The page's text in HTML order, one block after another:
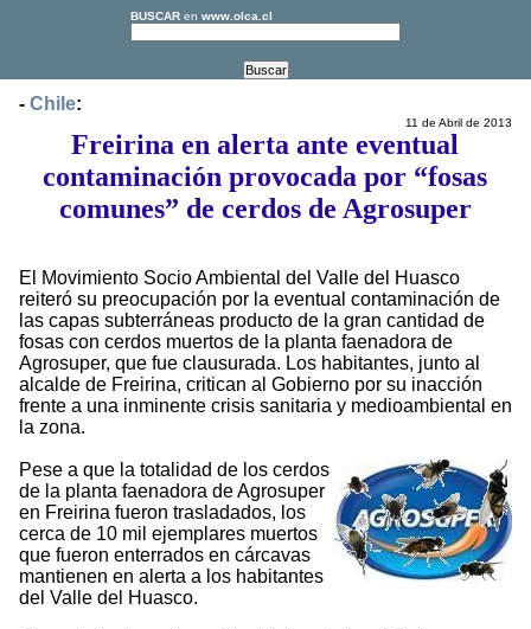
BUSCAR en www.olca.cl
- Chile:
11 de Abril de 2013
Freirina en alerta ante eventual
contaminación provocada por “fosas
comunes” de cerdos de Agrosuper
El Movimiento Socio Ambiental del Valle del Huasco
reiteró su preocupación por la eventual contaminación de
las capas subterráneas producto de la gran cantidad de
fosas con cerdos muertos de la planta faenadora de
Agrosuper, que fue clausurada. Los habitantes, junto al
alcalde de Freirina, critican al Gobierno por su inacción
frente a una inminente crisis sanitaria y medioambiental en
la zona.
Pese a que la totalidad de los cerdos
de la planta faenadora de Agrosuper
en Freirina fueron trasladados, los
cerca de 10 mil ejemplares muertos
que fueron enterrados en cárcavas
mantienen en alerta a los habitantes
del Valle del Huasco.